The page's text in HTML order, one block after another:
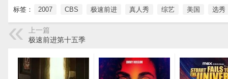
标签： 2007 CBS 极速前进 真人秀 综艺 美国 选秀
上一篇
极速前进第十五季